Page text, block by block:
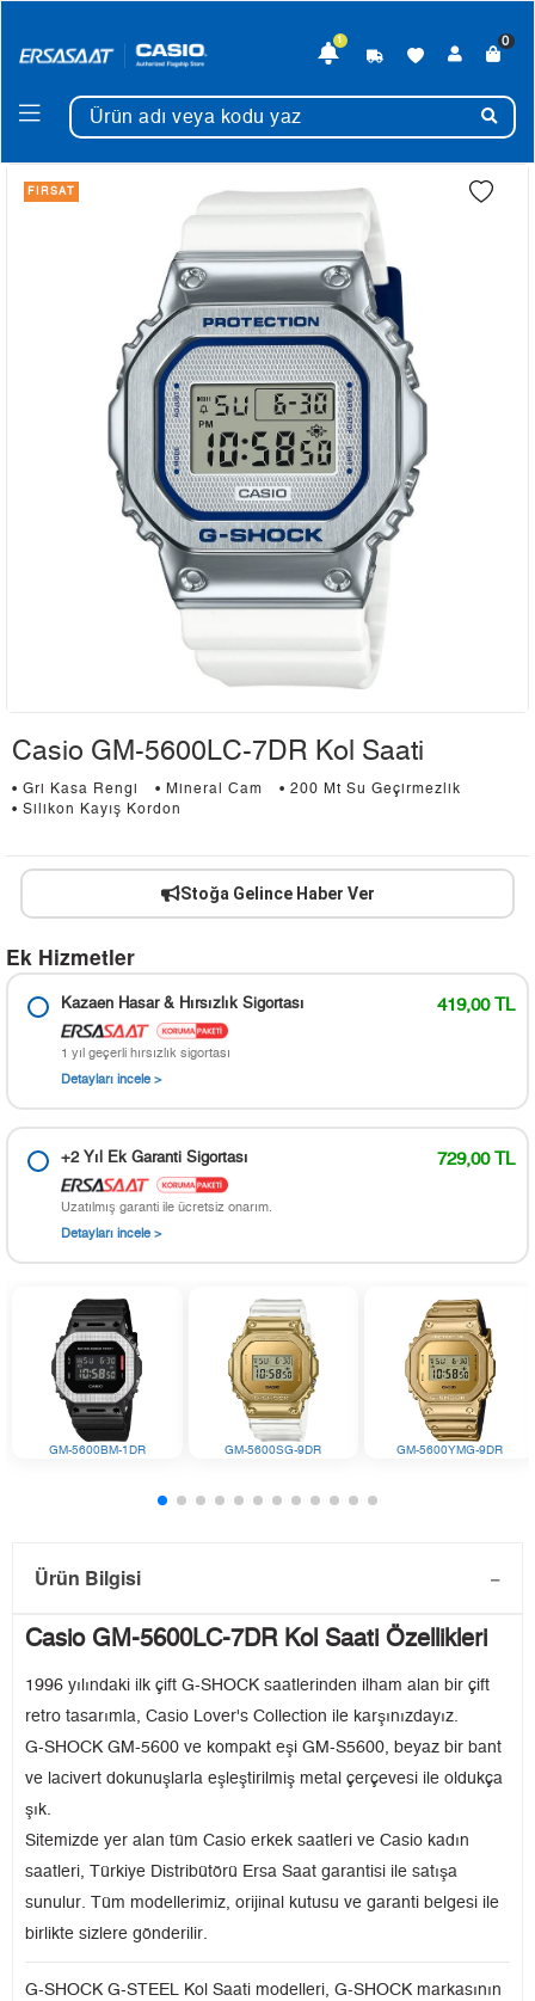
1 0
FIRSAT
Casio GM-5600LC-7DR Kol Saati
• Gri Kasa Rengi • Mineral Cam
• 200 Mt Su Geçirmezlik
• Silikon Kayış Kordon
Stoğa Gelince Haber Ver
Ek Hizmetler
Kazaen Hasar & Hırsızlık Sigortası 419,00 TL
1 yıl geçerli hırsızlık sigortası
Detayları incele >
+2 Yıl Ek Garanti Sigortası 729,00 TL
Uzatılmış garanti ile ücretsiz onarım.
Detayları incele >
GM-5600BM-1DR GM-5600SG-9DR GM-5600YMG-9DR
Ürün Bilgisi
Casio GM-5600LC-7DR Kol Saati Özellikleri
1996 yılındaki ilk çift G-SHOCK saatlerinden ilham alan bir çift
retro tasarımla, Casio Lover's Collection ile karşınızdayız.
G-SHOCK GM-5600 ve kompakt eşi GM-S5600, beyaz bir bant
ve lacivert dokunuşlarla eşleştirilmiş metal çerçevesi ile oldukça
şık.
Sitemizde yer alan tüm Casio erkek saatleri ve Casio kadın
saatleri, Türkiye Distribütörü Ersa Saat garantisi ile satışa
sunulur. Tüm modellerimiz, orijinal kutusu ve garanti belgesi ile
birlikte sizlere gönderilir.
G-SHOCK G-STEEL Kol Saati modelleri, G-SHOCK markasının